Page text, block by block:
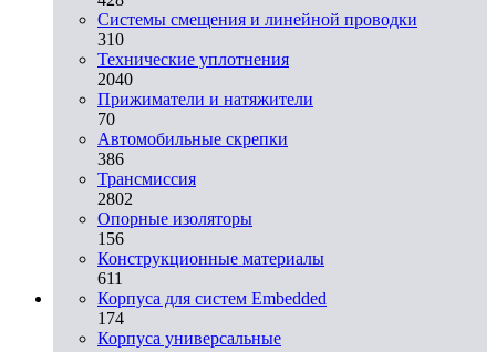
Системы смещения и линейной проводки
310
Технические уплотнения
2040
Прижиматели и натяжители
70
Автомобильные скрепки
386
Трансмиссия
2802
Опорные изоляторы
156
Конструкционные материалы
611
Корпуса для систем Embedded
174
Корпуса универсальные